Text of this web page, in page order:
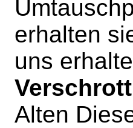
erhalten
uns
Alten